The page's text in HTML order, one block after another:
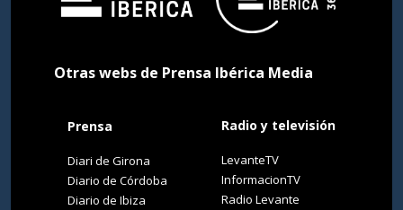
Otras webs de Prensa Ibérica Media
Prensa
Diari de Girona
Diario de Córdoba
Diario de Ibiza
Radio y televisión
LevanteTV
InformacionTV
Radio Levante